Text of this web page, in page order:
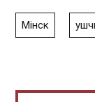
Мінск